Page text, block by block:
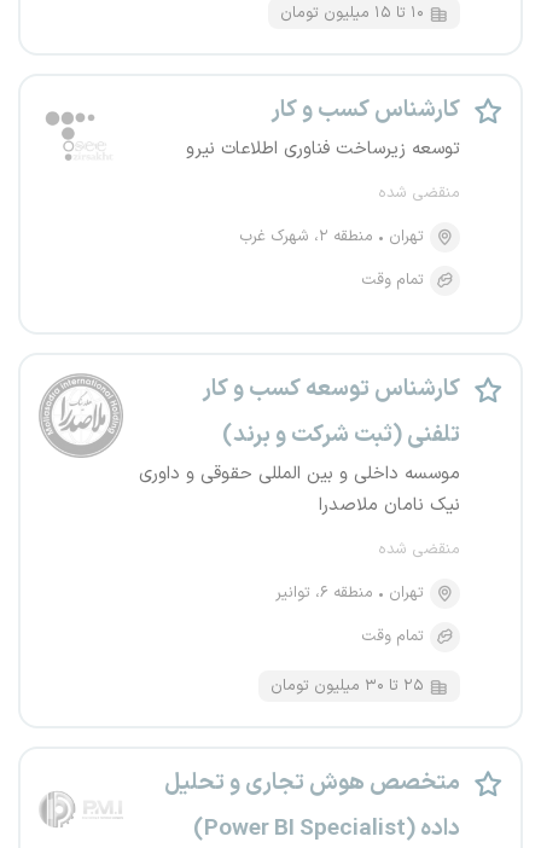
۱۰ تا ۱۵ میلیون تومان
کارشناس کسب‌ و کار
توسعه زیرساخت فناوری اطلاعات نیرو
منقضی شده
تهران
منطقه ۲، شهرک غرب
تمام وقت
کارشناس توسعه کسب و کار
تلفنی (ثبت شرکت و برند)
موسسه داخلی و بین المللی حقوقی و داوری
نیک نامان ملاصدرا
منقضی شده
تهران
منطقه ۶، توانیر
تمام وقت
۲۵ تا ۳۰ میلیون تومان
متخصص هوش تجاری و تحلیل
داده (Power BI Specialist)